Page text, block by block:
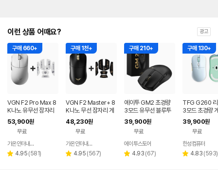
이런 상품 어때요? 광고
구매 660+
VGN F2 Pro Max 8
K나노 유무선 잠자리
게이밍 마우스 화이트
53,900원
무료
페이
가온인터내셔날
별 4.95 리
(581)
구매 1천+
VGN F2 Master+ 8
K나노 무선 잠자리 게
이밍 마우스+그립테이
프 블랙
48,230원
무료
페이
가온인터내셔날
별 4.95 리
(567)
구매 210+
에이투 GM2 초경량
3모드 유무선 블루투
스 게이밍 마우스 노트
북 컴퓨터 FPS 발로란
39,900원
무료
에이투스토어
별 4.93 리
(67)
구매 130+
TFG G260
3모드 초경량
마우스 머랭
39,900원
무료
한성컴퓨터
별 4.83 리
(593)